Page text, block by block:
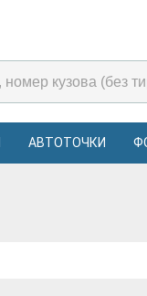
АВТОТОЧКИ